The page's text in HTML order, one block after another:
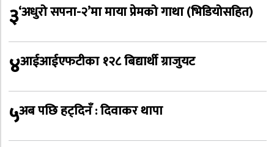
३‘अधुरो सपना-२’मा माया प्रेमको गाथा (भिडियोसहित)
४आईआईएफटीका १२८ बिद्यार्थी ग्राजुयट
५अब पछि हट्दिनँ : दिवाकर थापा